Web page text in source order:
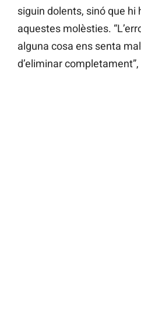
siguin dolents, sinó que hi
aquestes molèsties.
alguna cosa ens senta
d’eliminar